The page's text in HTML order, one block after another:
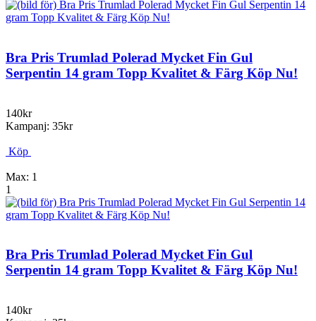
Bra Pris Trumlad Polerad Mycket Fin Gul
Serpentin 14 gram Topp Kvalitet & Färg Köp Nu!
140kr
Kampanj: 35kr
Köp
Max: 1
1
Bra Pris Trumlad Polerad Mycket Fin Gul
Serpentin 14 gram Topp Kvalitet & Färg Köp Nu!
140kr